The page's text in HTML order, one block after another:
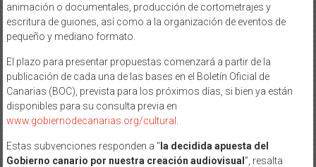
animación o documentales, producción de cortometrajes y
escritura de guiones, así como a la organización de eventos de
pequeño y mediano formato.
El plazo para presentar propuestas comenzará a partir de la
publicación de cada una de las bases en el Boletín Oficial de
Canarias (BOC), prevista para los próximos días, si bien ya están
disponibles para su consulta previa en
www.gobiernodecanarias.org/cultural
Estas subvenciones responden a “la decidida apuesta del
Gobierno canario por nuestra creación audiovisual ”, resalta